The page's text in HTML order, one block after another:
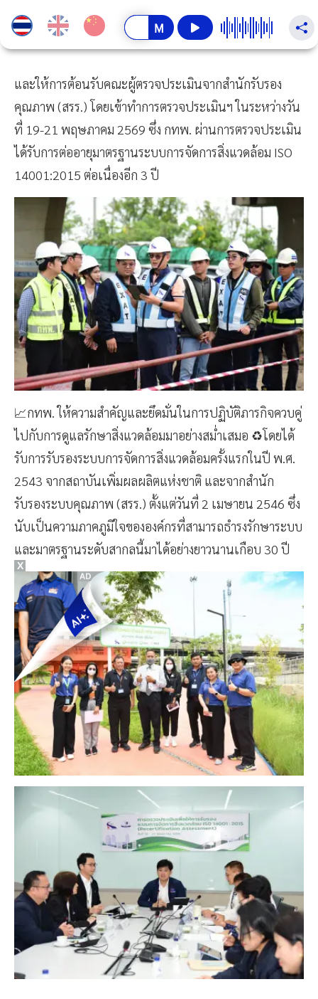
และให้การต้อนรับคณะผู้ตรวจประเมินจากสำนักรับรอง
คุณภาพ (สรร.) โดยเข้าทำการตรวจประเมินฯ ในระหว่างวัน
ที่ 19-21 พฤษภาคม 2569 ซึ่ง กทพ. ผ่านการตรวจประเมิน
ได้รับการต่ออายุมาตรฐานระบบการจัดการสิ่งแวดล้อม ISO
14001:2015 ต่อเนื่องอีก 3 ปี
📈กทพ. ให้ความสำคัญและยึดมั่นในการปฏิบัติภารกิจควบคู่
ไปกับการดูแลรักษาสิ่งแวดล้อมมาอย่างสม่ำเสมอ ♻️โดยได้
รับการรับรองระบบการจัดการสิ่งแวดล้อมครั้งแรกในปี พ.ศ.
2543 จากสถาบันเพิ่มผลผลิตแห่งชาติ และจากสำนัก
รับรองระบบคุณภาพ (สรร.) ตั้งแต่วันที่ 2 เมษายน 2546 ซึ่ง
นับเป็นความภาคภูมิใจขององค์กรที่สามารถธำรงรักษาระบบ
และมาตรฐานระดับสากลนี้มาได้อย่างยาวนานเกือบ 30 ปี
X